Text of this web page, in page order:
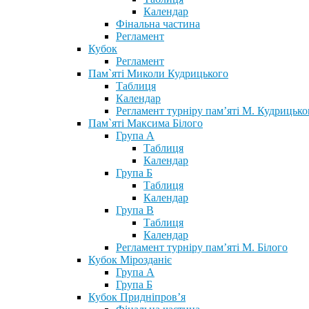
Календар
Фінальна частина
Регламент
Кубок
Регламент
Пам`яті Миколи Кудрицького
Таблиця
Календар
Регламент турніру пам’яті М.
Пам`яті Максима Білого
Група А
Таблиця
Календар
Група Б
Таблиця
Календар
Група В
Таблиця
Календар
Регламент турніру пам’яті М. Білого
Кубок Мірозданіє
Група А
Група Б
Кубок Придніпров’я